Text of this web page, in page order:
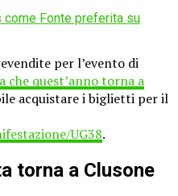
come Fonte preferita su
per l’evento di
che quest’anno torna a
acquistare i biglietti per il
UG38.
torna a Clusone